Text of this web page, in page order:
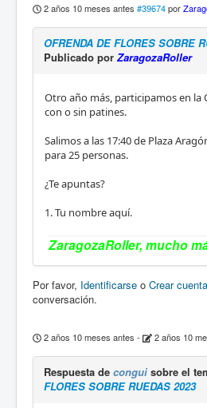
2 años 10 meses antes #39674por
OFRENDA DE FLORES SOBRE
Publicado por ZaragozaRoller
Otro año más, participamos en la
con o sin patines.
Salimos a las 17:40 de Plaza
para 25 personas.
¿Te apuntas?
1. Tu nombre aquí.
ZaragozaRoller, mucho
Por favor, Identificarse o Crear cuenta
conversación.
2 años 10 meses antes - 2 años 10
Respuesta de congui sobre el
FLORES SOBRE RUEDAS 2023